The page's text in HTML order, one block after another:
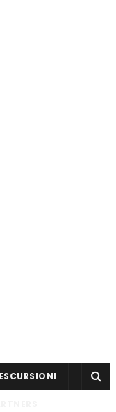
ESCURSIONI